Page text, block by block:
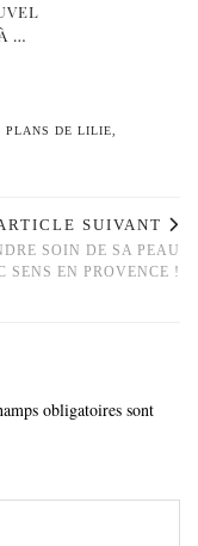
…
PLANS DE LILIE,
SUIVANT
SOIN DE SA PEAU
SENS EN PROVENCE !
obligatoires sont